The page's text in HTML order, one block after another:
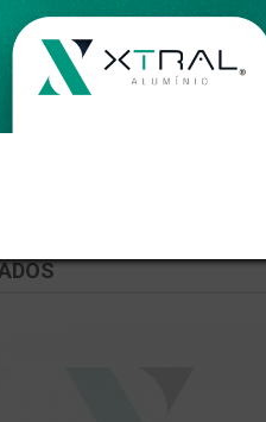
DESCRIÇÃO COMENTÁRIOS (0)